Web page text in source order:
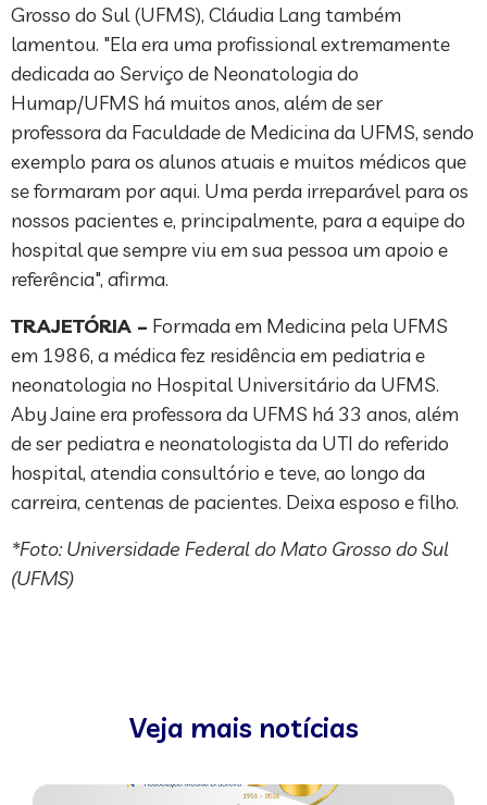
Grosso do Sul (UFMS), Cláudia Lang também
lamentou. "Ela era uma profissional extremamente
dedicada ao Serviço de Neonatologia do
Humap/UFMS há muitos anos, além de ser
professora da Faculdade de Medicina da UFMS, sendo
exemplo para os alunos atuais e muitos médicos que
se formaram por aqui. Uma perda irreparável para os
nossos pacientes e, principalmente, para a equipe do
hospital que sempre viu em sua pessoa um apoio e
referência", afirma.
TRAJETÓRIA – Formada em Medicina pela UFMS
em 1986, a médica fez residência em pediatria e
neonatologia no Hospital Universitário da UFMS.
Aby Jaine era professora da UFMS há 33 anos, além
de ser pediatra e neonatologista da UTI do referido
hospital, atendia consultório e teve, ao longo da
carreira, centenas de pacientes. Deixa esposo e filho.
*Foto: Universidade Federal do Mato Grosso do Sul
(UFMS)
Veja mais notícias